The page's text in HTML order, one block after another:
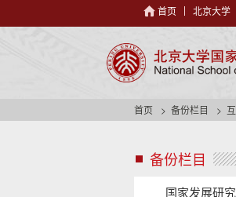
首页 北京大学
首页 备份栏目
备份栏目 s
d
国家发展研